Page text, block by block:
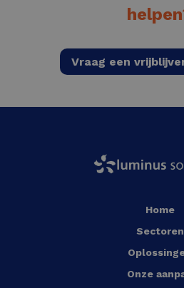
Vraag een
Home
Sectoren
Onze